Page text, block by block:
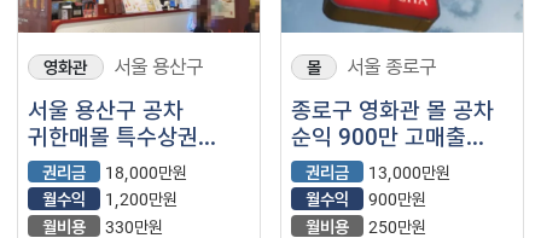
영화관 서울 용산구
서울 용산구 공차
귀한매몰 특수상권
유동인구 최대 고수익
보장
권리금
18,000만원
월수익
1,200만원
월비용
330만원
몰 서울 종로구
종로구 영화관 몰 공차
순익 900만 고매출
안정적 수익
보장입니다.
권리금
13,000만원
월수익
900만원
월비용
250만원